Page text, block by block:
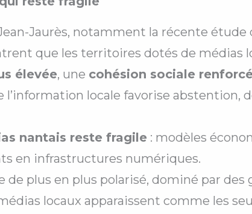
Jaurès, notamment la récente
que les territoires dotés de médias
élevée, une cohésion sociale
l’information locale favorise
nantais reste fragile : modèles
en infrastructures numériques.
de plus en plus polarisé, dominé par
locaux apparaissent comme les